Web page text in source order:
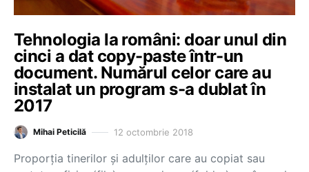
Tehnologia la români: doar unul din
cinci a dat copy-paste într-un
document. Numărul celor care au
instalat un program s-a dublat în
2017
Mihai Peticilă 12 octombrie 2018
Proporția tinerilor și adulților care au copiat sau